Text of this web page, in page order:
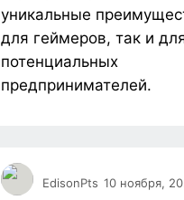
уникальные
для геймеров, так и
потенциальных
предпринимателей.
EdisonPts 10 ноября,